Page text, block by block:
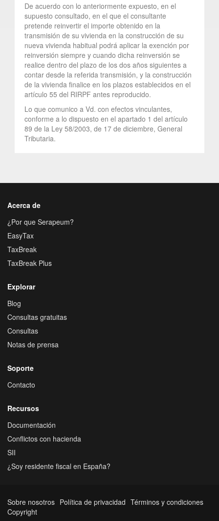
De acuerdo con lo anteriormente expuesto, en el
supuesto consultado, en el que el consultante
pretende reinvertir el importe obtenido en la
transmisión de su vivienda en la construcción de su
nueva vivienda habitual podrá aplicar la exención por
reinversión siempre y cuando dicha reinversión se
realice dentro del plazo de los dos años siguientes a
contar desde la referida transmisión, y la construcción
de la vivienda finalice en los plazos establecidos en el
artículo 55 del RIRPF antes reproducido.
Lo que comunico a Vd. con efectos vinculantes,
conforme a lo dispuesto en el apartado 1 del artículo
89 de la Ley 58/2003, de 17 de diciembre, General
Tributaria.
Acerca de
¿Por que Serapeum?
EasyTax
TaxBreak
TaxBreak Plus
Explorar
Blog
Consultas gratuitas
Consultas
Notas de prensa
Soporte
Contacto
Recursos
Documentación
Conflictos con hacienda
SII
¿Soy residente fiscal en España?
Sobre nosotros Política de privacidad Términos y condiciones
Copyright